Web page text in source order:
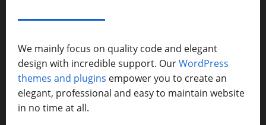
We mainly focus on quality code and elegant
design with incredible support. OurWordPress
themes and plugins empower you to create an
elegant, professional and easy to maintain website
in no time at all.